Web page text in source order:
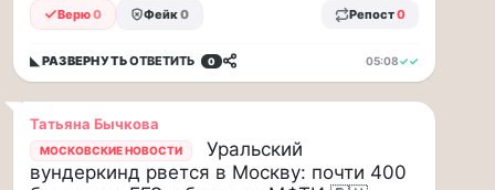
повреждением
оборудования
Страховой
ВСК
выплатил
ООО
ПТК
«Союз-
Верю0 Фейк0 Репост0
◣ РАЗВЕРНУТЬОТВЕТИТЬ 0 05:08✓✓
Татьяна Бычкова
МОСКОВСКИЕ НОВОСТИ
Уральский
вундеркинд рвется в Москву: почти 400